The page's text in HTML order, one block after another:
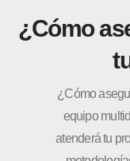
¿Cómo
¿Cómo
equipo
atenderá tu